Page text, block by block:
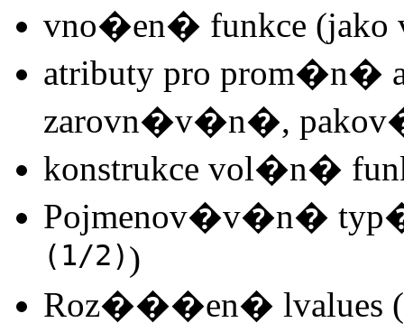
vno�en� funkce (jako
atributy pro
zarovn�v�n�,
konstrukce vol�n�
Pojmenov�v�n�
(1/2))
Roz���en� lvalues (